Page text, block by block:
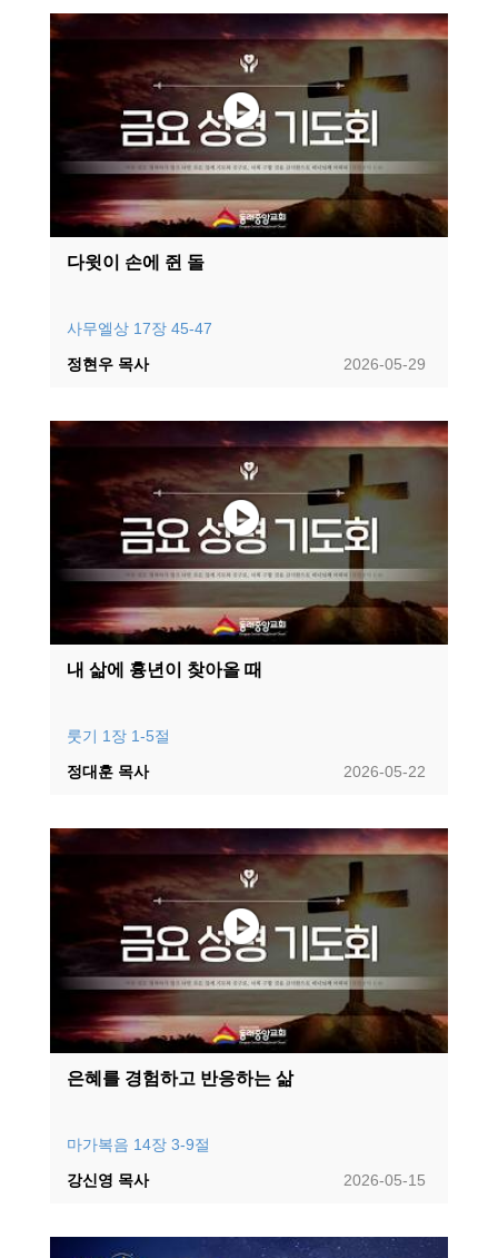
다윗이 손에 쥔 돌
사무엘상 17장 45-47
2026-05-29
정현우 목사
내 삶에 흉년이 찾아올 때
룻기 1장 1-5절
2026-05-22
정대훈 목사
은혜를 경험하고 반응하는 삶
마가복음 14장 3-9절
2026-05-15
강신영 목사